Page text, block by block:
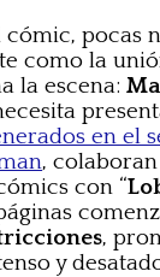
pocas
como la
la escena:
en el
,
con “
,
y